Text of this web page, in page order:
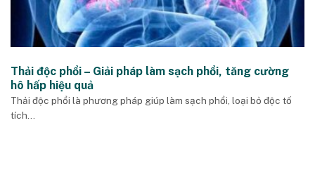
Thải độc phổi – Giải pháp làm sạch phổi, tăng cường
hô hấp hiệu quả
Thải độc phổi là phương pháp giúp làm sạch phổi, loại bỏ độc tố
tích...